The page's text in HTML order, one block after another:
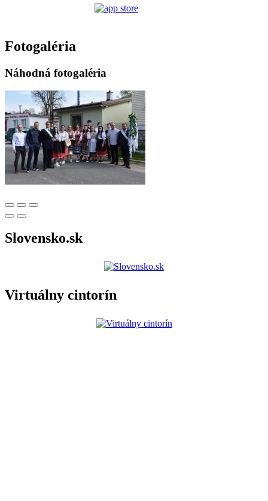
Fotogaléria
Náhodná fotogaléria
Slovensko.sk
Virtuálny cintorín